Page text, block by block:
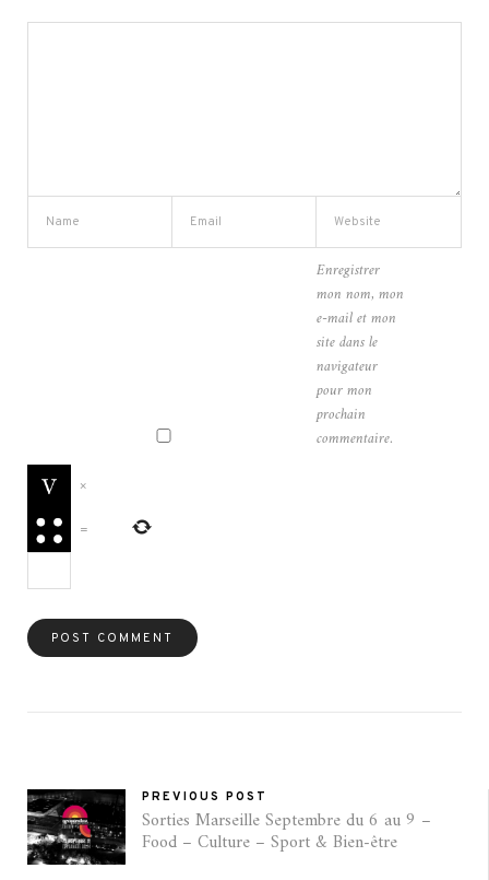
Enregistrer
mon nom, mon
e-mail et mon
site dans le
navigateur
pour mon
prochain
commentaire.
×
=
PREVIOUS POST
Sorties Marseille Septembre du 6 au 9 –
Food – Culture – Sport & Bien-être